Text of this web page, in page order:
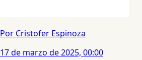
Por Cristofer Espinoza
17 de marzo de 2025, 00:00